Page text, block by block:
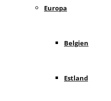
Europa
Belgien
Estland